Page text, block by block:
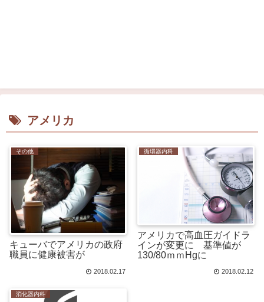
アメリカ
その他
キューバでアメリカの政府
職員に健康被害が
2018.02.17
循環器内科
アメリカで高血圧ガイドラ
インが変更に 基準値が
130/80ｍｍHgに
2018.02.12
消化器内科